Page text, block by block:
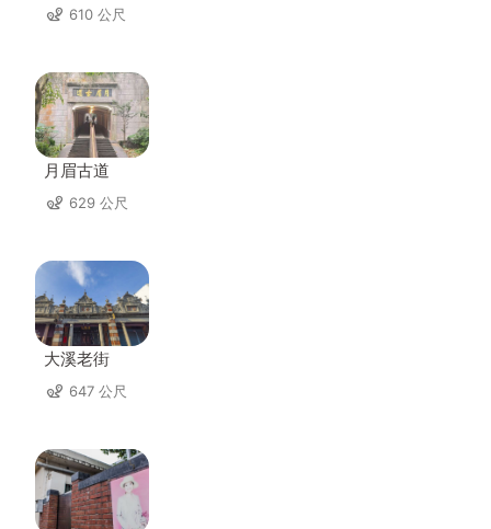
610 公尺
月眉古道
629 公尺
大溪老街
647 公尺